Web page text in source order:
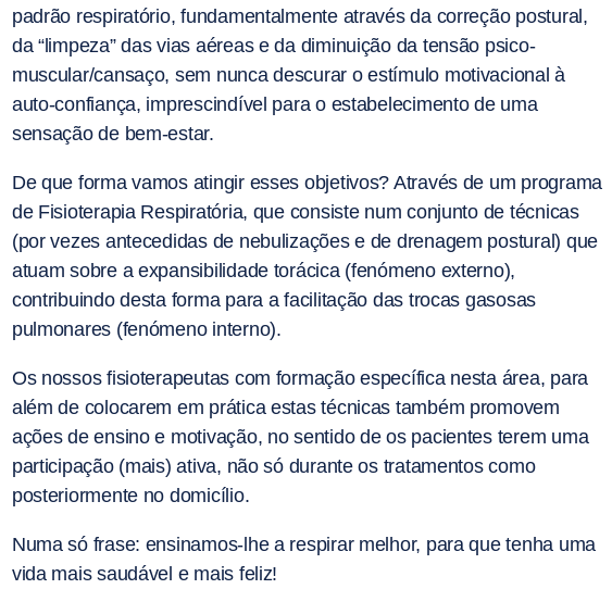
padrão respiratório, fundamentalmente através da correção postural,
da “limpeza” das vias aéreas e da diminuição da tensão psico-
muscular/cansaço, sem nunca descurar o estímulo motivacional à
auto-confiança, imprescindível para o estabelecimento de uma
sensação de bem-estar.
De que forma vamos atingir esses objetivos? Através de um programa
de Fisioterapia Respiratória, que consiste num conjunto de técnicas
(por vezes antecedidas de nebulizações e de drenagem postural) que
atuam sobre a expansibilidade torácica (fenómeno externo),
contribuindo desta forma para a facilitação das trocas gasosas
pulmonares (fenómeno interno).
Os nossos fisioterapeutas com formação específica nesta área, para
além de colocarem em prática estas técnicas também promovem
ações de ensino e motivação, no sentido de os pacientes terem uma
participação (mais) ativa, não só durante os tratamentos como
posteriormente no domicílio.
Numa só frase: ensinamos-lhe a respirar melhor, para que tenha uma
vida mais saudável e mais feliz!